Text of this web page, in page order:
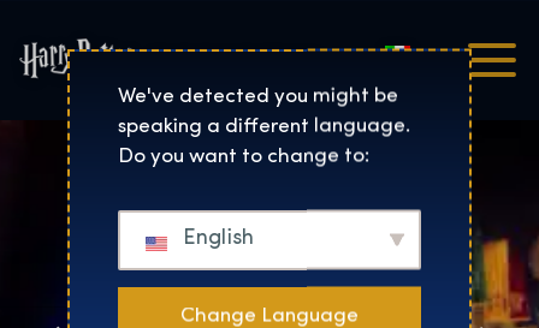
Harry Potter™: The
Italiano
We've detected you might be
speaking a different language.
Do you want to change to:
English
Change Language